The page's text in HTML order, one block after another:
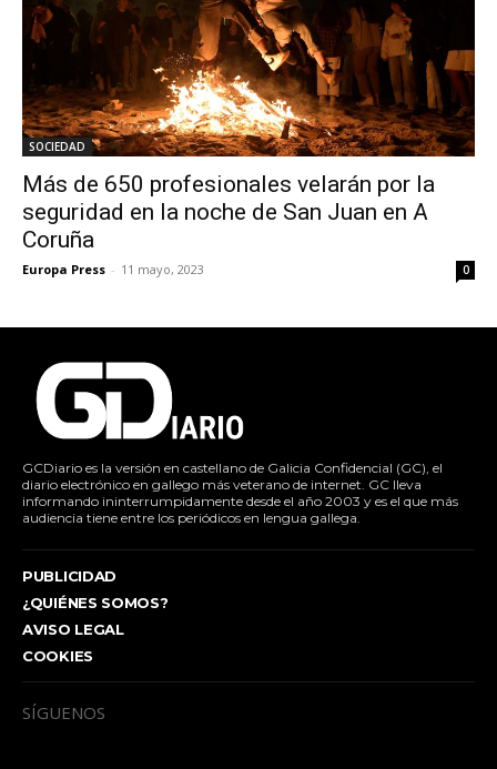
SOCIEDAD
Más de 650 profesionales velarán por la
seguridad en la noche de San Juan en A
Coruña
Europa Press - 11 mayo, 2023 0
GCDiario es la versión en castellano de Galicia Confidencial (GC), el
diario electrónico en gallego más veterano de internet. GC lleva
informando ininterrumpidamente desde el año 2003 y es el que más
audiencia tiene entre los periódicos en lengua gallega.
PUBLICIDAD
¿QUIÉNES SOMOS?
AVISO LEGAL
COOKIES
SÍGUENOS